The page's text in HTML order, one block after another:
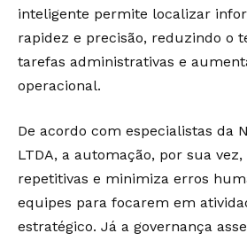
inteligente permite localizar
rapidez e precisão, reduzindo o
tarefas administrativas e
operacional.
De acordo com especialistas da
LTDA, a automação, por sua
repetitivas e minimiza erros
equipes para focarem em
estratégico. Já a governança